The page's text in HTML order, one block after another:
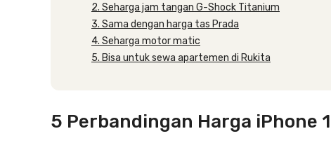
2. Seharga jam tangan G-Shock Titanium
3. Sama dengan harga tas Prada
4. Seharga motor matic
5. Bisa untuk sewa apartemen di Rukita
5 Perbandingan Harga iPhone